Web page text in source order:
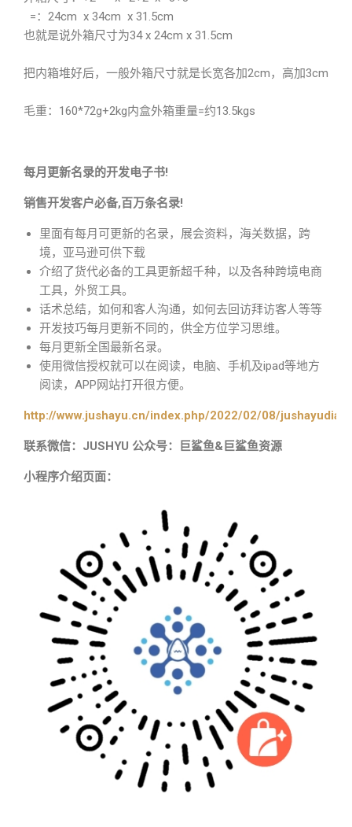
=：24cm x 34cm x 31.5cm
也就是说外箱尺寸为34 x 24cm x 31.5cm
把内箱堆好后，一般外箱尺寸就是长宽各加2cm，高加3cm
毛重：160*72g+2kg内盒外箱重量=约13.5kgs
每月更新名录的开发电子书!
销售开发客户必备,百万条名录!
里面有每月可更新的名录，展会资料，海关数据，跨
境，亚马逊可供下载
介绍了货代必备的工具更新超千种，以及各种跨境电商
工具，外贸工具。
话术总结，如何和客人沟通，如何去回访拜访客人等等
开发技巧每月更新不同的，供全方位学习思维。
每月更新全国最新名录。
使用微信授权就可以在阅读，电脑、手机及ipad等地方
阅读，APP网站打开很方便。
http://www.jushayu.cn/index.php/2022/02/08/
联系微信：JUSHYU 公众号：巨鲨鱼&巨鲨鱼资源
小程序介绍页面：